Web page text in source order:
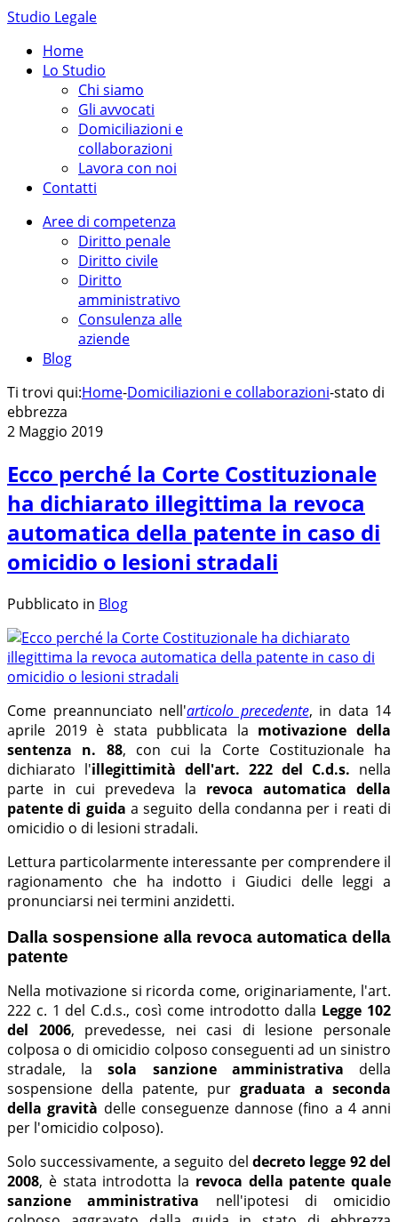
Studio Legale
Home
Lo Studio
Chi siamo
Gli avvocati
Domiciliazioni e
collaborazioni
Lavora con noi
Contatti
Aree di competenza
Diritto penale
Diritto civile
Diritto
amministrativo
Consulenza alle
aziende
Blog
Ti trovi qui:Home-Domiciliazioni e collaborazioni-stato di
ebbrezza
2 Maggio 2019
Ecco perché la Corte Costituzionale
ha dichiarato illegittima la revoca
automatica della patente in caso di
omicidio o lesioni stradali
Pubblicato in Blog
Come preannunciato nell'articolo precedente, in data 14
aprile 2019 è stata pubblicata la motivazione della
sentenza n. 88, con cui la Corte Costituzionale ha
dichiarato l'illegittimità dell'art. 222 del C.d.s. nella
parte in cui prevedeva la revoca automatica della
patente di guida a seguito della condanna per i reati di
omicidio o di lesioni stradali.
Lettura particolarmente interessante per comprendere il
ragionamento che ha indotto i Giudici delle leggi a
pronunciarsi nei termini anzidetti.
Dalla sospensione alla revoca automatica della
patente
Nella motivazione si ricorda come, originariamente, l'art.
222 c. 1 del C.d.s., così come introdotto dalla Legge 102
del 2006, prevedesse, nei casi di lesione personale
colposa o di omicidio colposo conseguenti ad un sinistro
stradale, lasola sanzione amministrativa della
sospensione della patente, pur graduata a seconda
della gravità delle conseguenze dannose (fino a 4 anni
per l'omicidio colposo).
Solo successivamente, a seguito del decreto legge 92 del
2008, è stata introdotta la revoca della patente quale
sanzione amministrativa nell'ipotesi di omicidio